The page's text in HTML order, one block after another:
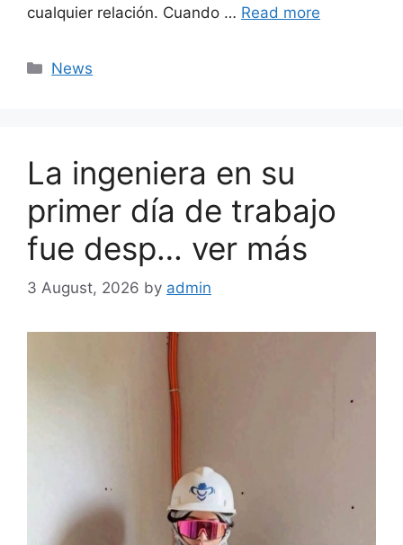
cualquier relación. Cuando … Read more
Categories
News
La ingeniera en su
primer día de trabajo
fue desp… ver más
3 August, 2026 by admin